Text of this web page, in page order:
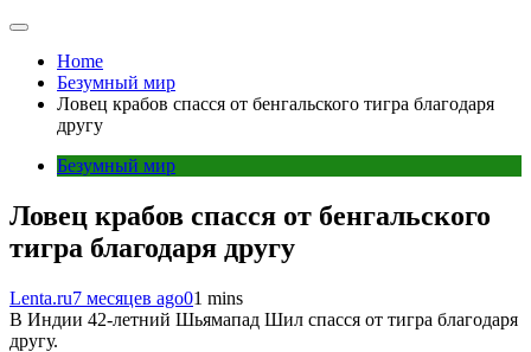
Home
Безумный мир
Ловец крабов спасся от бенгальского тигра благодаря
другу
Безумный мир
Ловец крабов спасся от бенгальского
тигра благодаря другу
Lenta.ru7 месяцев ago01 mins
В Индии 42-летний Шьямапад Шил спасся от тигра благодаря
другу.